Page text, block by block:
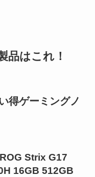
品はこれ！
得ゲーミングノ
Strix G17
16GB 512GB